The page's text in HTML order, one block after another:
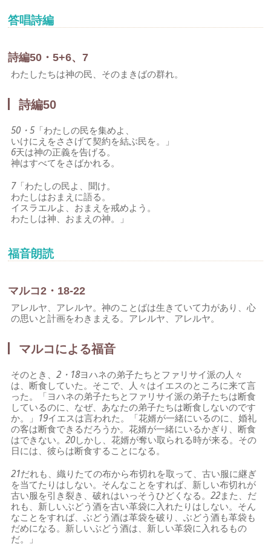
答唱詩編
詩編50・5+6、7
わたしたちは神の民、そのまきばの群れ。
詩編50
50・5 「わたしの民を集めよ、
いけにえをささげて契約を結ぶ民を。」
6天は神の正義を告げる。
神はすべてをさばかれる。
7「わたしの民よ、聞け。
わたしはおまえに語る。
イスラエルよ、おまえを戒めよう。
わたしは神、おまえの神。」
福音朗読
マルコ2・18-22
アレルヤ、アレルヤ。神のことばは生きていて力があり、心
の思いと計画をわきまえる。アレルヤ、アレルヤ。
マルコによる福音
そのとき、2・18ヨハネの弟子たちとファリサイ派の人々
は、断食していた。そこで、人々はイエスのところに来て言
った。「ヨハネの弟子たちとファリサイ派の弟子たちは断食
しているのに、なぜ、あなたの弟子たちは断食しないのです
か。」 19イエスは言われた。「花婿が一緒にいるのに、婚礼
の客は断食できるだろうか。花婿が一緒にいるかぎり、断食
はできない。20しかし、花婿が奪い取られる時が来る。その
日には、彼らは断食することになる。
21だれも、織りたての布から布切れを取って、古い服に継ぎ
を当てたりはしない。そんなことをすれば、新しい布切れが
古い服を引き裂き、破れはいっそうひどくなる。22また、だ
れも、新しいぶどう酒を古い革袋に入れたりはしない。そん
なことをすれば、ぶどう酒は革袋を破り、ぶどう酒も革袋も
だめになる。新しいぶどう酒は、新しい革袋に入れるもの
だ。」